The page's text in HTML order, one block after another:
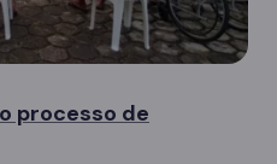
processo de